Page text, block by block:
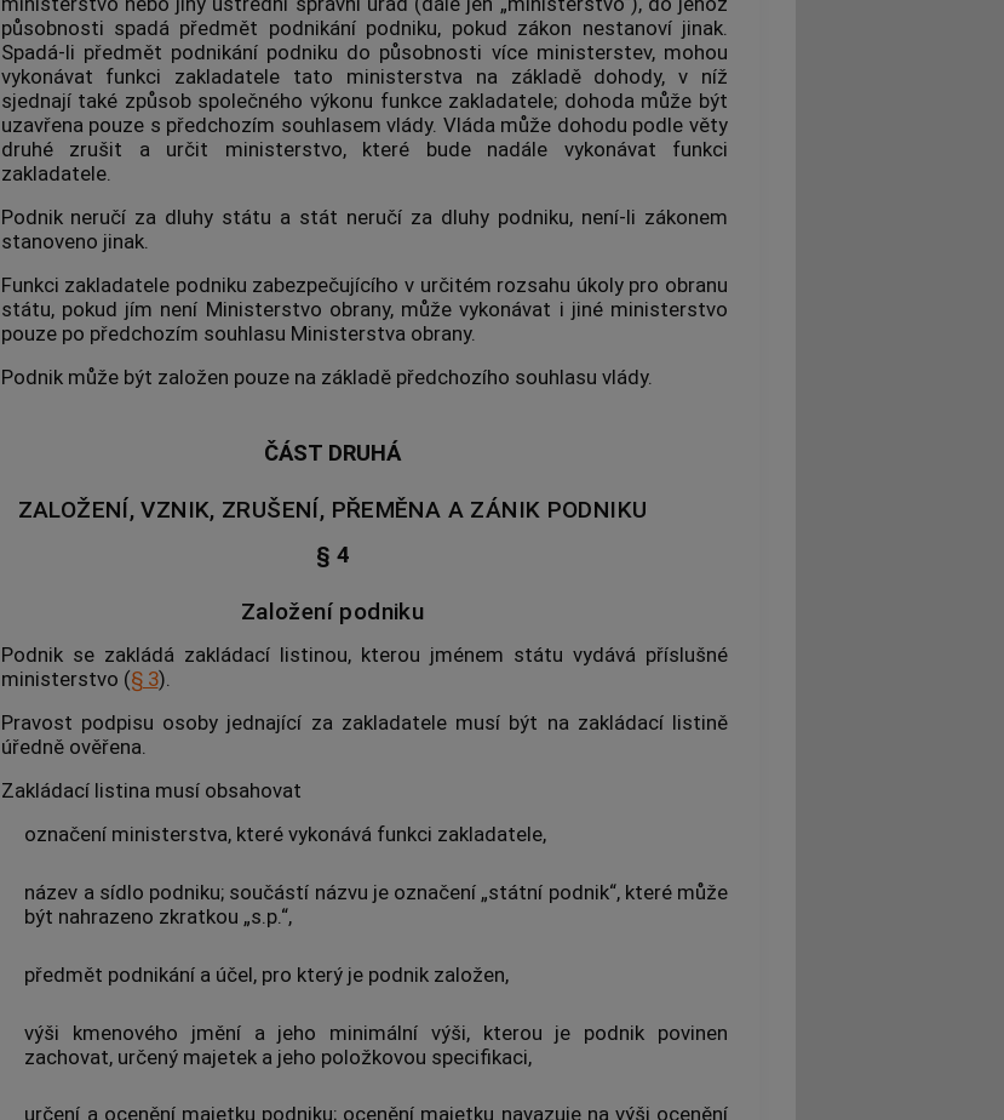
působnosti spadá předmět podnikání podniku, pokud zákon nestanoví jinak.
Spadá-li předmět podnikání podniku do působnosti více ministerstev, mohou
vykonávat funkci zakladatele tato ministerstva na základě dohody, v níž
sjednají také způsob společného výkonu funkce zakladatele; dohoda může být
uzavřena pouze s předchozím souhlasem vlády. Vláda může dohodu podle věty
druhé zrušit a určit ministerstvo, které bude nadále vykonávat funkci
zakladatele.
Podnik neručí za dluhy státu a stát neručí za dluhy podniku, není-li zákonem
stanoveno jinak.
Funkci zakladatele podniku zabezpečujícího v určitém rozsahu úkoly pro obranu
státu, pokud jím není Ministerstvo obrany, může vykonávat i jiné ministerstvo
pouze po předchozím souhlasu Ministerstva obrany.
Podnik může být založen pouze na základě předchozího souhlasu vlády.
ČÁST DRUHÁ
ZALOŽENÍ, VZNIK, ZRUŠENÍ, PŘEMĚNA A ZÁNIK PODNIKU
§ 4
Založení podniku
Podnik se zakládá zakládací listinou, kterou jménem státu vydává příslušné
ministerstvo (§ 3).
Pravost podpisu osoby jednající za zakladatele musí být na zakládací listině
úředně ověřena.
Zakládací listina musí obsahovat
označení ministerstva, které vykonává funkci zakladatele,
název a sídlo podniku; součástí názvu je označení „státní podnik“, které může
být nahrazeno zkratkou „s.p.“,
předmět podnikání a účel, pro který je podnik založen,
výši kmenového jmění a jeho minimální výši, kterou je podnik povinen
zachovat, určený majetek a jeho položkovou specifikaci,
určení a ocenění majetku podniku; ocenění majetku navazuje na výši ocenění